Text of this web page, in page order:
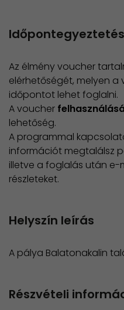
Időpontegyeztetés
Az élmény voucher
elérhetőségét, melyen a
időpontot lehet foglalni.
A voucher
lehetőség.
​A programmal
információt megtalálsz
illetve a foglalás után e-
részleteket.
Helyszín leírás
A pálya Balatonakalin
Részvételi